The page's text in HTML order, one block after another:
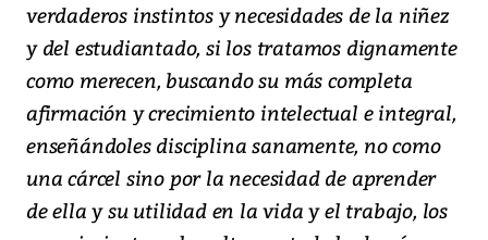
verdaderos instintos y necesidades de la niñez
y del estudiantado, si los tratamos dignamente
como merecen, buscando su más completa
afirmación y crecimiento intelectual e integral,
enseñándoles disciplina sanamente, no como
una cárcel sino por la necesidad de aprender
de ella y su utilidad en la vida y el trabajo, los